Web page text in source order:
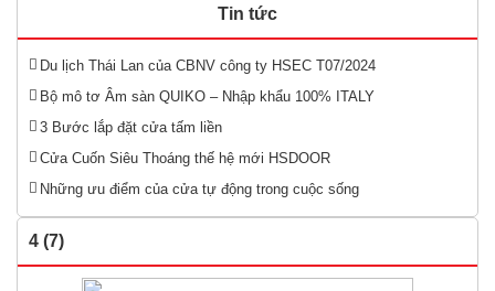
Tin tức
Du lịch Thái Lan của CBNV công ty HSEC T07/2024
Bộ mô tơ Âm sàn QUIKO – Nhập khẩu 100% ITALY
3 Bước lắp đặt cửa tấm liền
Cửa Cuốn Siêu Thoáng thế hệ mới HSDOOR
Những ưu điểm của cửa tự động trong cuộc sống
4 (7)